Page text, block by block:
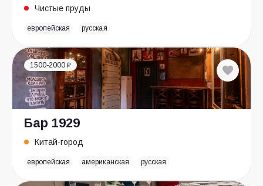
Чистые пруды
европейская русская
1500-2000 ₽
Бар 1929
Китай-город
европейская американская русская